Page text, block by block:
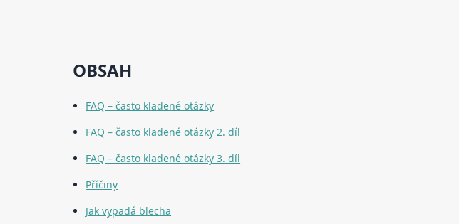
OBSAH
FAQ – často kladené otázky
FAQ – často kladené otázky 2. díl
FAQ – často kladené otázky 3. díl
Příčiny
Jak vypadá blecha